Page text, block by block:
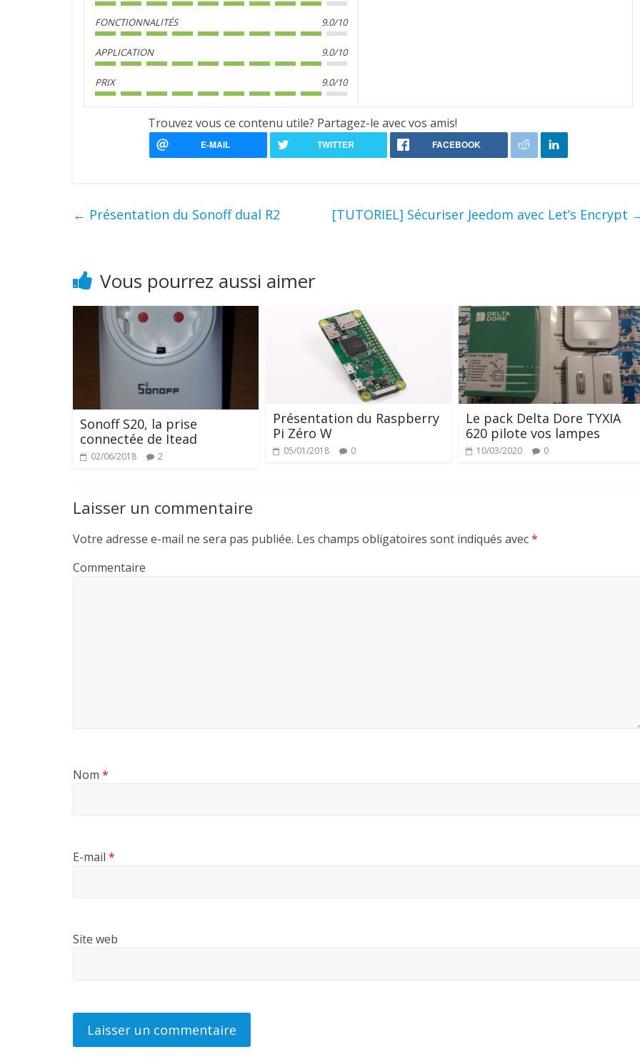
FONCTIONNALITÉS 9.0/10
APPLICATION 9.0/10
PRIX 9.0/10
Trouvez vous ce contenu utile? Partagez-le avec vos amis!
← Présentation du Sonoff dual R2 [TUTORIEL] Sécuriser Jeedom avec Let’s Encrypt
Vous pourrez aussi aimer
Sonoff S20, la prise
connectée de Itead
02/06/2018 2
Présentation du Raspberry
Pi Zéro W
05/01/2018 0
Le pack Delta Dore TYXIA
620 pilote vos lampes
10/03/2020 0
Laisser un commentaire
Votre adresse e-mail ne sera pas publiée. Les champs obligatoires sont indiqués avec*
Commentaire
Nom *
E-mail *
Site web